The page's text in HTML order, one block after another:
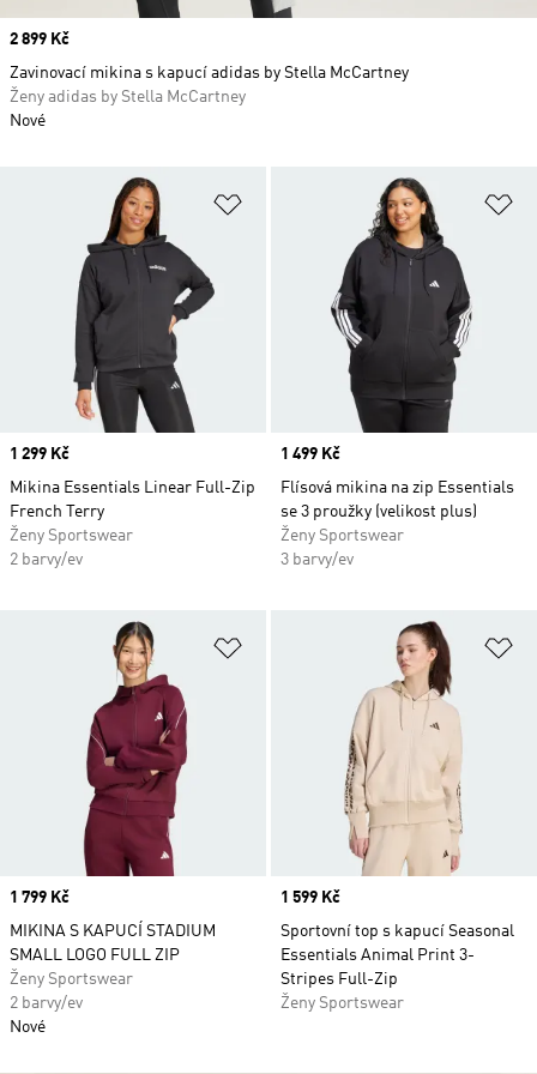
Přidat do seznamu přání
Price
1 299 Kč
Mikina Essentials Linear Full-Zip
French Terry
Ženy Sportswear
2 barvy/ev
Price
1 499 Kč
Flísová mikina na zip Essentials
se 3 proužky (velikost plus)
Ženy Sportswear
3 barvy/ev
Přidat do seznamu přání
Price
1 799 Kč
MIKINA S KAPUCÍ STADIUM
SMALL LOGO FULL ZIP
Ženy Sportswear
2 barvy/ev
Nové
Price
1 599 Kč
Sportovní top s kapucí Seasonal
Essentials Animal Print 3-
Stripes Full-Zip
Ženy Sportswear
Price
2 899 Kč
Zavinovací mikina s kapucí adidas by Stella McCartney
Ženy adidas by Stella McCartney
Nové